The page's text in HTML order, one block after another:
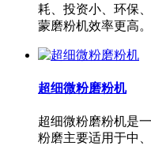
耗、投资小、环保
蒙磨粉机效率更高。
超细微粉磨粉机
超细微粉磨粉机是
粉磨主要适用于中